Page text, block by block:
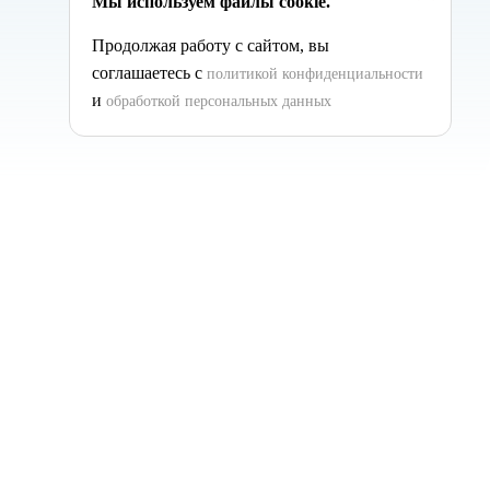
Продолжая работу с сайтом, вы
соглашаетесь с политикой конфиденциальности
и обработкой персональных данных